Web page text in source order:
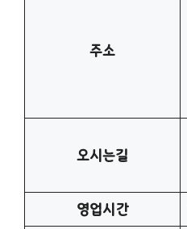
주소
오시는길
영업시간